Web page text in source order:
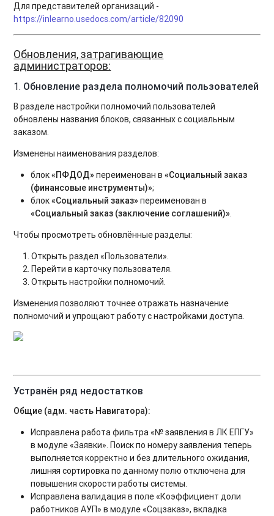
Для представителей организаций -
https://inlearno.usedocs.com/article/82090
Обновления, затрагивающие
администраторов:
1. Обновление раздела полномочий пользователей
В разделе настройки полномочий пользователей
обновлены названия блоков, связанных с социальным
заказом.
Изменены наименования разделов:
блок«ПФДОД» переименован в«Социальный заказ
(финансовые инструменты)»;
блок«Социальный заказ» переименован в
«Социальный заказ (заключение соглашений)».
Чтобы просмотреть обновлённые разделы:
Открыть раздел «Пользователи».
Перейти в карточку пользователя.
Открыть настройки полномочий.
Изменения позволяют точнее отражать назначение
полномочий и упрощают работу с настройками доступа.
Устранён ряд недостатков
Общие (адм. часть Навигатора):
Исправлена работа фильтра «№ заявления в ЛК ЕПГУ»
в модуле «Заявки». Поиск по номеру заявления теперь
выполняется корректно и без длительного ожидания,
лишняя сортировка по данному полю отключена для
повышения скорости работы системы.
Исправлена валидация в поле «Коэффициент доли
работников АУП» в модуле «Соцзаказ», вкладка